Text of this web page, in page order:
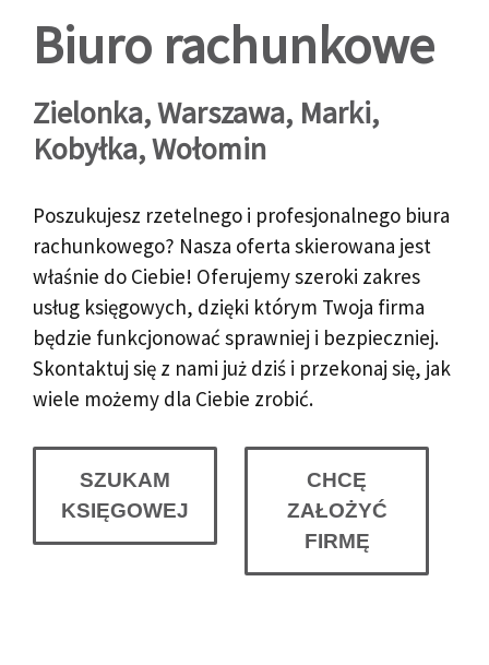
Biuro rachunkowe
Zielonka, Warszawa, Marki,
Kobyłka, Wołomin
Poszukujesz rzetelnego i profesjonalnego biura
rachunkowego? Nasza oferta skierowana jest
właśnie do Ciebie! Oferujemy szeroki zakres
usług księgowych, dzięki którym Twoja firma
będzie funkcjonować sprawniej i bezpieczniej.
Skontaktuj się z nami już dziś i przekonaj się, jak
wiele możemy dla Ciebie zrobić.
SZUKAM
KSIĘGOWEJ
CHCĘ
ZAŁOŻYĆ
FIRMĘ